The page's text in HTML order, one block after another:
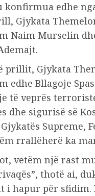
konfirmua edhe
Gjykata
Naim Murselin
prillit, Gjykata
edhe Bllagoje
të veprës
dhe sigurisë së
Supreme,
rrallëherë ka
vetëm një rast
thotë ai,
i hapur për sfidim.